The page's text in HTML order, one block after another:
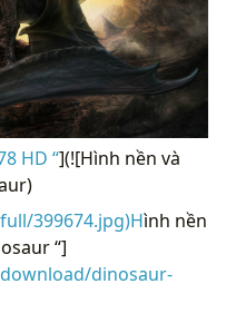
HD “](![Hình nền và
399674.jpg)Hình nền
“]
dinosaur-